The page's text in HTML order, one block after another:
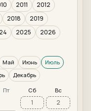
2011
2012
2018
2019
2025
2026
Май Июнь
Июль
Декабрь
Пт Сб Вс
1
2